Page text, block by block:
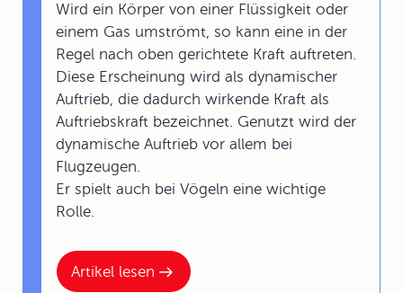
Artikel lesen
Wird ein Körper von einer Flüssigkeit oder
einem Gas umströmt, so kann eine in der
Regel nach oben gerichtete Kraft auftreten.
Diese Erscheinung wird als dynamischer
Auftrieb, die dadurch wirkende Kraft als
Auftriebskraft bezeichnet. Genutzt wird der
dynamische Auftrieb vor allem bei
Flugzeugen.
Er spielt auch bei Vögeln eine wichtige
Rolle.